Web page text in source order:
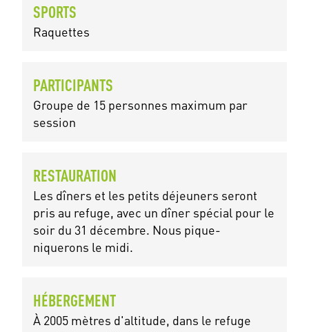
SPORTS
Raquettes
PARTICIPANTS
Groupe de 15 personnes maximum par
session
RESTAURATION
Les dîners et les petits déjeuners seront
pris au refuge, avec un dîner spécial pour le
soir du 31 décembre. Nous pique-
niquerons le midi.
HÉBERGEMENT
À 2005 mètres d'altitude, dans le refuge